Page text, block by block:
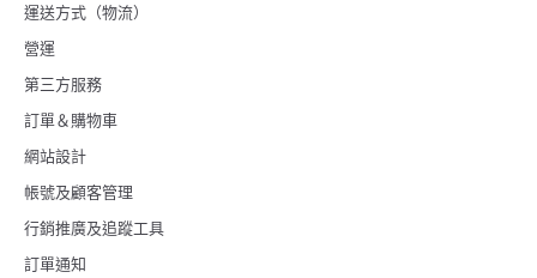
運送方式（物流）
營運
第三方服務
訂單＆購物車
網站設計
帳號及顧客管理
行銷推廣及追蹤工具
訂單通知